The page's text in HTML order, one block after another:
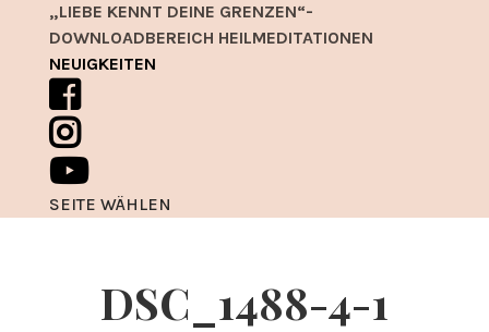
„LIEBE KENNT DEINE GRENZEN“-
DOWNLOADBEREICH HEILMEDITATIONEN
NEUIGKEITEN
SEITE WÄHLEN
DSC_1488-4-1